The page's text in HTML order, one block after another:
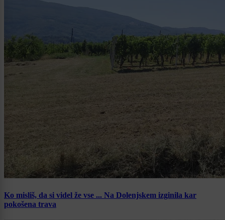
Ko misliš, da si videl že vse ... Na Dolenjskem izginila kar
pokošena trava